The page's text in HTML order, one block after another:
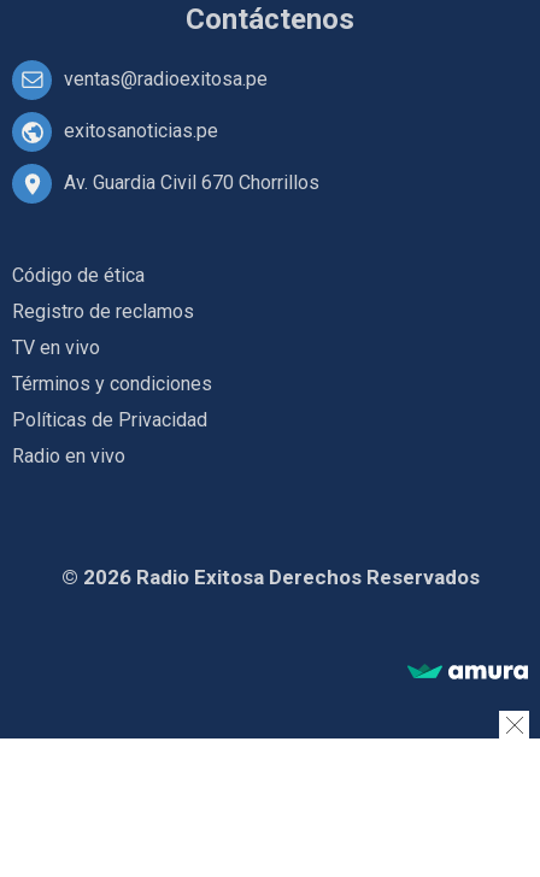
Contáctenos
ventas@radioexitosa.pe
exitosanoticias.pe
Av. Guardia Civil 670 Chorrillos
Código de ética
Registro de reclamos
TV en vivo
Términos y condiciones
Políticas de Privacidad
Radio en vivo
© 2026 Radio Exitosa Derechos Reservados